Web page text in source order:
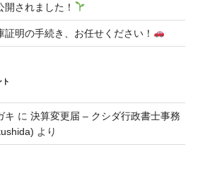
開されました！
証明の手続き、お任せください！
キ に 決算変更届 – クシダ行政書士事務
より